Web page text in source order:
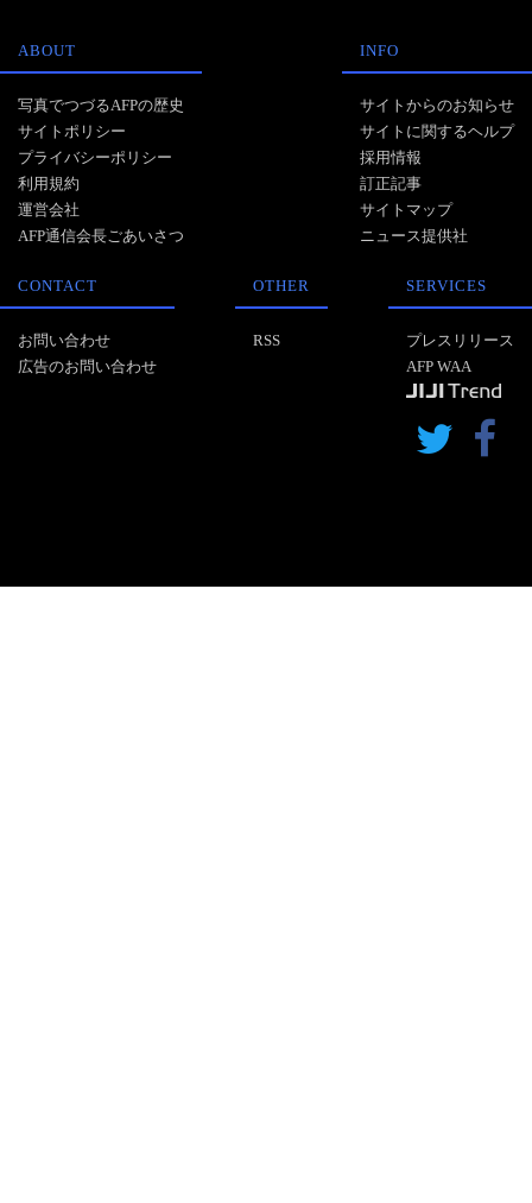
ABOUT
写真でつづるAFPの歴史
サイトポリシー
プライバシーポリシー
利用規約
運営会社
AFP通信会長ごあいさつ
INFO
サイトからのお知らせ
サイトに関するヘルプ
採用情報
訂正記事
サイトマップ
ニュース提供社
CONTACT
お問い合わせ
広告のお問い合わせ
OTHER
RSS
SERVICES
プレスリリース
AFP WAA